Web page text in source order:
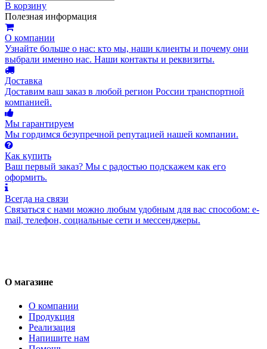
В корзину
Полезная информация
О компании
Узнайте больше о нас: кто мы, наши клиенты и почему они
выбрали именно нас. Наши контакты и реквизиты.
Доставка
Доставим ваш заказ в любой регион России транспортной
компанией.
Мы гарантируем
Мы гордимся безупречной репутацией нашей компании.
Как купить
Ваш первый заказ? Мы с радостью подскажем как его
оформить.
Всегда на связи
Связаться с нами можно любым удобным для вас способом: e-
mail, телефон, социальные сети и мессенджеры.
О магазине
О компании
Продукция
Реализация
Напишите нам